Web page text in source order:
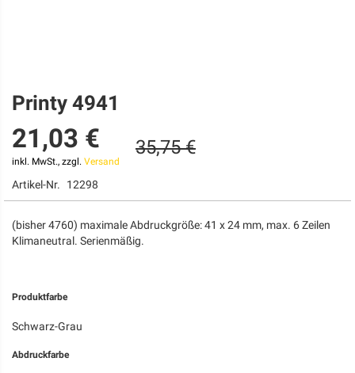
Zum
Anfang
der
Bildgalerie
springen
Printy 4941
21,03 €
inkl. MwSt., zzgl. Versand
35,75 €
Artikel-Nr. 12298
(bisher 4760) maximale Abdruckgröße: 41 x 24 mm, max. 6 Zeilen
Klimaneutral. Serienmäßig.
Produktfarbe
Schwarz-Grau
Abdruckfarbe